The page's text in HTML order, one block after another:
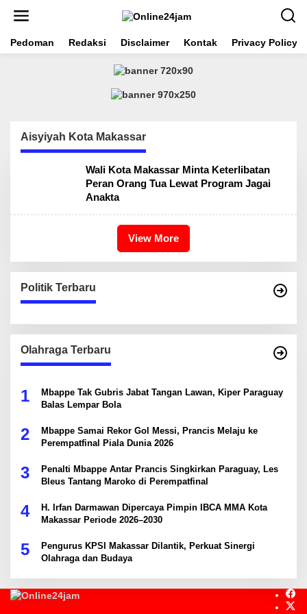
t
Pedoman Redaksi Disclaimer Kontak Privacy Policy
Aisyiyah Kota Makassar
Wali Kota Makassar Minta Keterlibatan
Peran Orang Tua Lewat Program Jagai
Anakta
View More
Politik Terbaru
Olahraga Terbaru
1
Mbappe Tak Gubris Jabat Tangan Lawan, Kiper Paraguay
Balas Lempar Bola
2
Mbappe Samai Rekor Gol Messi, Prancis Melaju ke
Perempatfinal Piala Dunia 2026
3
Penalti Mbappe Antar Prancis Singkirkan Paraguay, Les
Bleus Tantang Maroko di Perempatfinal
4
H. Irfan Darmawan Dipercaya Pimpin IBCA MMA Kota
Makassar Periode 2026–2030
5
Pengurus KPSI Makassar Dilantik, Perkuat Sinergi
Olahraga dan Budaya